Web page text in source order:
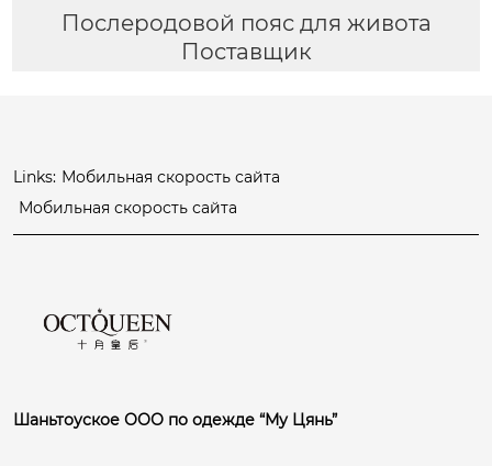
Послеродовой пояс для живота
Поставщик
Links: Мобильная скорость сайта
Мобильная скорость сайта
Шаньтоуское ООО по одежде “Му Цянь”